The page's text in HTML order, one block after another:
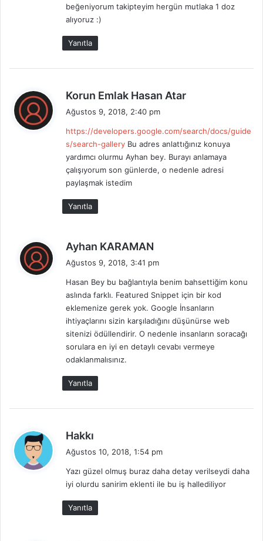
i
beğeniyorum takipteyim hergün mutlaka 1 doz
alıyoruz :)
Yanıtla
Korun Emlak Hasan Atar
i
k
i
:
Ağustos 9, 2018, 2:40 pm
https://developers.google.com/search/docs/guide
s/search-gallery Bu adres anlattığınız konuya
yardımcı olurmu Ayhan bey. Burayı anlamaya
çalışıyorum son günlerde, o nedenle adresi
paylaşmak istedim
Yanıtla
Ayhan KARAMAN
i
k
i
:
Ağustos 9, 2018, 3:41 pm
Hasan Bey bu bağlantıyla benim bahsettiğim konu
aslında farklı. Featured Snippet için bir kod
eklemenize gerek yok. Google İnsanların
ihtiyaçlarını sizin karşıladığını düşünürse web
sitenizi ödüllendirir. O nedenle insanların soracağı
sorulara en iyi en detaylı cevabı vermeye
odaklanmalısınız.
Yanıtla
Hakkı
i
k
i
:
Ağustos 10, 2018, 1:54 pm
Yazı güzel olmuş buraz daha detay verilseydi daha
iyi olurdu sanirim eklenti ile bu iş hallediliyor
Yanıtla